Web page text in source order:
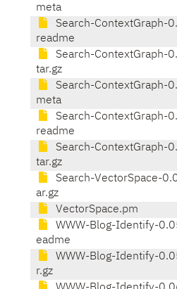
meta
Search-ContextGraph-
readme
Search-ContextGraph-
tar.gz
Search-ContextGraph-
meta
Search-ContextGraph-
readme
Search-ContextGraph-
tar.gz
Search-VectorSpace-
ar.gz
VectorSpace.pm
WWW-Blog-Identify-
eadme
WWW-Blog-Identify-
r.gz